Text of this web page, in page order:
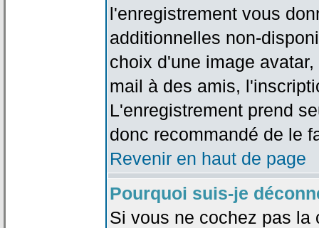
l'enregistrement vous
additionnelles non-
choix d'une image
mail à des amis,
L'enregistrement prend
donc recommandé de le
Revenir en haut de page
Pourquoi suis-je
Si vous ne cochez pas